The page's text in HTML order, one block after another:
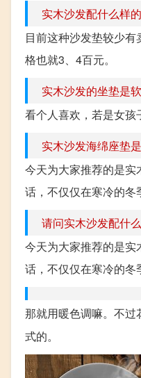
实木沙发配什么样
目前这种沙发垫较少
格也就3、4百元。
实木沙发的坐垫是
看个人喜欢，若是女
实木沙发海绵座垫
今天为大家推荐的是
话，不仅仅在寒冷的
请问实木沙发配什
今天为大家推荐的是
话，不仅仅在寒冷的
那就用暖色调嘛。不过
式的。